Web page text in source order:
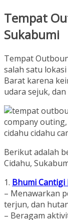
Tempat
Sukabumi
Tempat
salah satu
Barat karena
udara sejuk,
Berikut adalah
Cidahu,
1. Bhumi Cantigi
– Menawarkan
terjun, dan
– Beragam